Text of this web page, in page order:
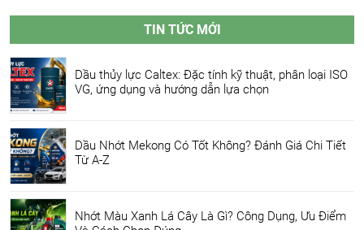
TIN TỨC MỚI
Dầu thủy lực Caltex: Đặc tính kỹ thuật, phân loại ISO
VG, ứng dụng và hướng dẫn lựa chọn
Dầu Nhớt Mekong Có Tốt Không? Đánh Giá Chi Tiết
Từ A-Z
Nhớt Màu Xanh Lá Cây Là Gì? Công Dụng, Ưu Điểm